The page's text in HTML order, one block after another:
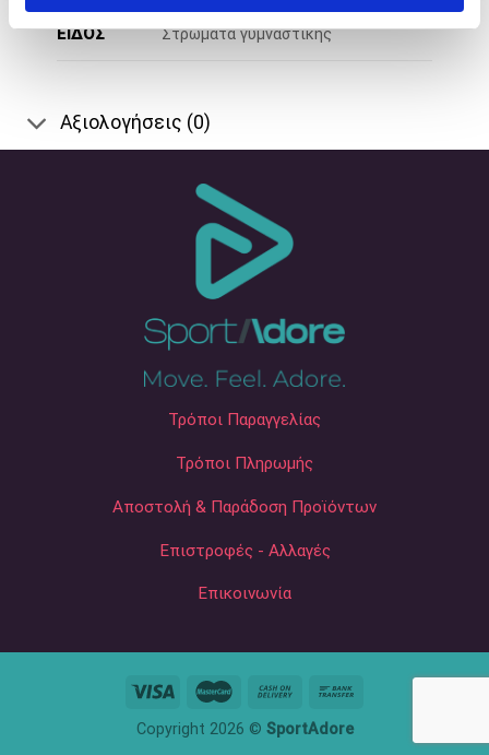
ΕΙΔΟΣ Στρώματα γυμναστικής
Αξιολογήσεις (0)
Τρόποι Παραγγελίας
Τρόποι Πληρωμής
Αποστολή & Παράδοση Προϊόντων
Επιστροφές - Αλλαγές
Επικοινωνία
Copyright 2026 © SportAdore